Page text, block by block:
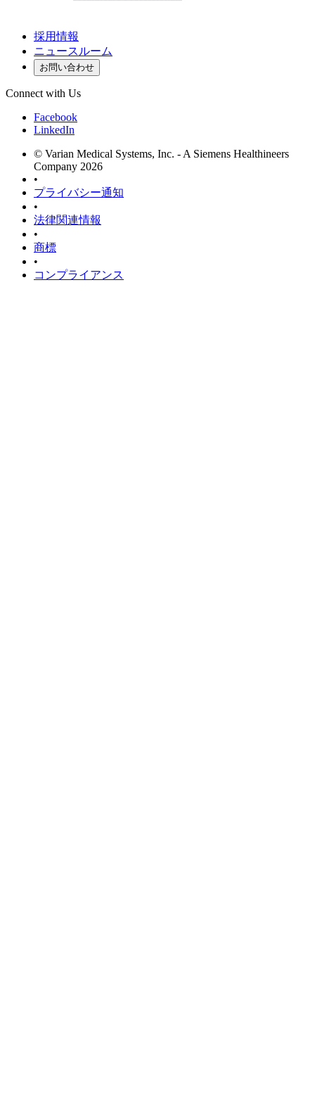
採用情報
ニュースルーム
お問い合わせ
Connect with Us
Facebook
LinkedIn
© Varian Medical Systems, Inc. - A Siemens Healthineers
Company 2026
•
プライバシー通知
•
法律関連情報
•
商標
•
コンプライアンス